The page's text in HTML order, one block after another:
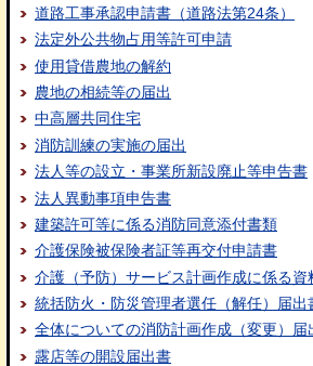
道路工事承認申請書（道路法第24条）
法定外公共物占用等許可申請
使用貸借農地の解約
農地の相続等の届出
中高層共同住宅
消防訓練の実施の届出
法人等の設立・事業所新設廃止等申告書
法人異動事項申告書
建築許可等に係る消防同意添付書類
介護保険被保険者証等再交付申請書
介護（予防）サービス計画作成に係る資
統括防火・防災管理者選任（解任）届出
全体についての消防計画作成（変更）届
露店等の開設届出書